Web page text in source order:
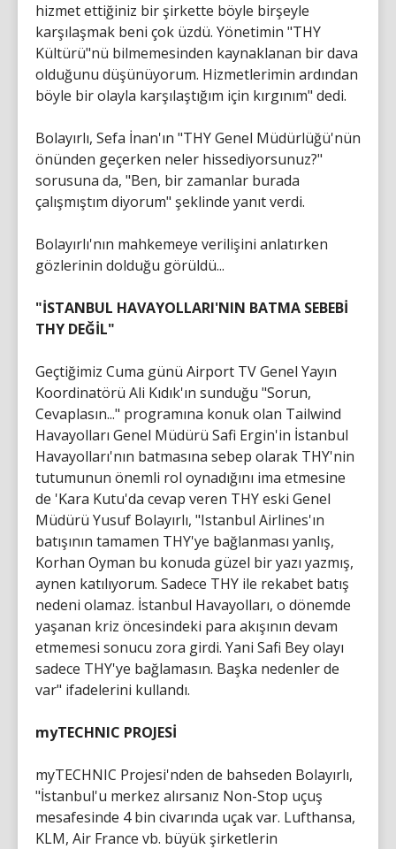
hizmet ettiğiniz bir şirkette böyle birşeyle
karşılaşmak beni çok üzdü. Yönetimin "THY
Kültürü"nü bilmemesinden kaynaklanan bir dava
olduğunu düşünüyorum. Hizmetlerimin ardından
böyle bir olayla karşılaştığım için kırgınım" dedi.
Bolayırlı, Sefa İnan'ın "THY Genel Müdürlüğü'nün
önünden geçerken neler hissediyorsunuz?"
sorusuna da, "Ben, bir zamanlar burada
çalışmıştım diyorum" şeklinde yanıt verdi.
Bolayırlı'nın mahkemeye verilişini anlatırken
gözlerinin dolduğu görüldü...
"İSTANBUL HAVAYOLLARI'NIN BATMA SEBEBİ
THY DEĞİL"
Geçtiğimiz Cuma günü Airport TV Genel Yayın
Koordinatörü Ali Kıdık'ın sunduğu "Sorun,
Cevaplasın..." programına konuk olan Tailwind
Havayolları Genel Müdürü Safi Ergin'in İstanbul
Havayolları'nın batmasına sebep olarak THY'nin
tutumunun önemli rol oynadığını ima etmesine
de 'Kara Kutu'da cevap veren THY eski Genel
Müdürü Yusuf Bolayırlı, "Istanbul Airlines'ın
batışının tamamen THY'ye bağlanması yanlış,
Korhan Oyman bu konuda güzel bir yazı yazmış,
aynen katılıyorum. Sadece THY ile rekabet batış
nedeni olamaz. İstanbul Havayolları, o dönemde
yaşanan kriz öncesindeki para akışının devam
etmemesi sonucu zora girdi. Yani Safi Bey olayı
sadece THY'ye bağlamasın. Başka nedenler de
var" ifadelerini kullandı.
myTECHNIC PROJESİ
myTECHNIC Projesi'nden de bahseden Bolayırlı,
"İstanbul'u merkez alırsanız Non-Stop uçuş
mesafesinde 4 bin civarında uçak var. Lufthansa,
KLM, Air France vb. büyük şirketlerin